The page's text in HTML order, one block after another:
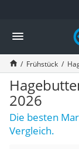
Die beliebtesten
Lebensmittel
Schwarzkümmelöl
Knäckebrot
Schwarzkümmelöl-
Manukahonig
Eiklar
Astronautenkost
Balsamico-Essig
Frühstück
2026
Die besten
Vergleich.